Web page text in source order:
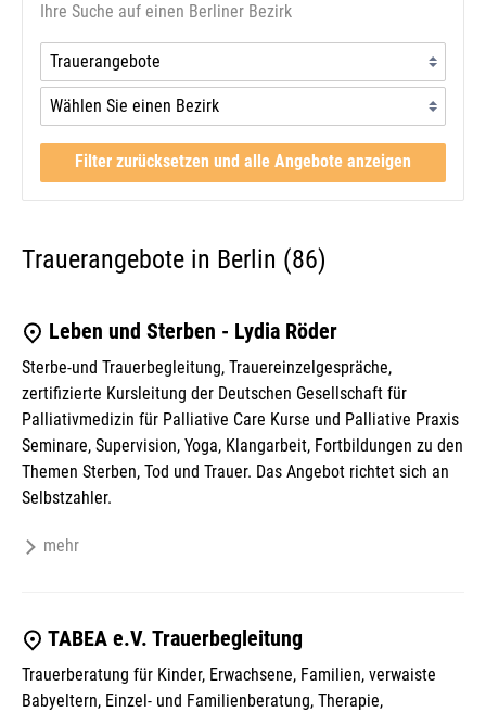
Ihre Suche auf einen Berliner Bezirk
Filter zurücksetzen und alle Angebote anzeigen
Trauerangebote in Berlin (86)
Leben und Sterben - Lydia Röder
Sterbe-und Trauerbegleitung, Trauereinzelgespräche,
zertifizierte Kursleitung der Deutschen Gesellschaft für
Palliativmedizin für Palliative Care Kurse und Palliative Praxis
Seminare, Supervision, Yoga, Klangarbeit, Fortbildungen zu den
Themen Sterben, Tod und Trauer. Das Angebot richtet sich an
Selbstzahler.
mehr
TABEA e.V. Trauerbegleitung
Trauerberatung für Kinder, Erwachsene, Familien, verwaiste
Babyeltern, Einzel- und Familienberatung, Therapie,